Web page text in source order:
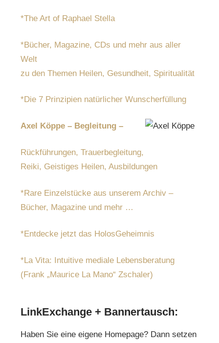
*The Art of Raphael Stella
*Bücher, Magazine, CDs und mehr aus aller
Welt
zu den Themen Heilen, Gesundheit, Spiritualität
*Die 7 Prinzipien natürlicher Wunscherfüllung
Axel Köppe – Begleitung –
Rückführungen, Trauerbegleitung,
Reiki, Geistiges Heilen, Ausbildungen
*Rare Einzelstücke aus unserem Archiv –
Bücher, Magazine und mehr …
*Entdecke jetzt das HolosGeheimnis
*La Vita: Intuitive mediale Lebensberatung
(Frank „Maurice La Mano“ Zschaler)
LinkExchange + Bannertausch:
Haben Sie eine eigene Homepage? Dann setzen